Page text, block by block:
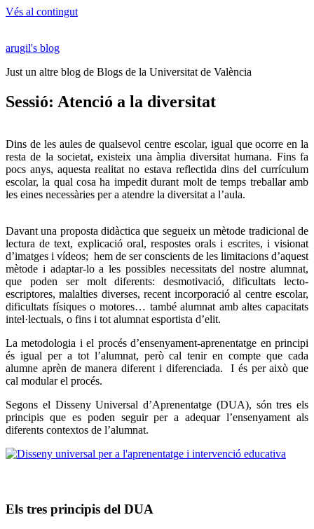
Vés al contingut
arugil's blog
Just un altre blog de Blogs de la Universitat de València
Sessió: Atenció a la diversitat
Dins de les aules de qualsevol centre escolar, igual que ocorre en la
resta de la societat, existeix una àmplia diversitat humana. Fins fa
pocs anys, aquesta realitat no estava reflectida dins del currículum
escolar, la qual cosa ha impedit durant molt de temps treballar amb
les eines necessàries per a atendre la diversitat a l’aula.
Davant una proposta didàctica que segueix un mètode tradicional de
lectura de text, explicació oral, respostes orals i escrites, i visionat
d’imatges i vídeos; hem de ser conscients de les limitacions d’aquest
mètode i adaptar-lo a les possibles necessitats del nostre alumnat,
que poden ser molt diferents: desmotivació, dificultats lecto-
escriptores, malalties diverses, recent incorporació al centre escolar,
dificultats físiques o motores… també alumnat amb altes capacitats
intel·lectuals, o fins i tot alumnat esportista d’elit.
La metodologia i el procés d’ensenyament-aprenentatge en principi
és igual per a tot l’alumnat, però cal tenir en compte que cada
alumne aprèn de manera diferent i diferenciada. I és per això que
cal modular el procés.
Segons el Disseny Universal d’Aprenentatge (DUA), són tres els
principis que es poden seguir per a adequar l’ensenyament als
diferents contextos de l’alumnat.
Els tres principis del DUA